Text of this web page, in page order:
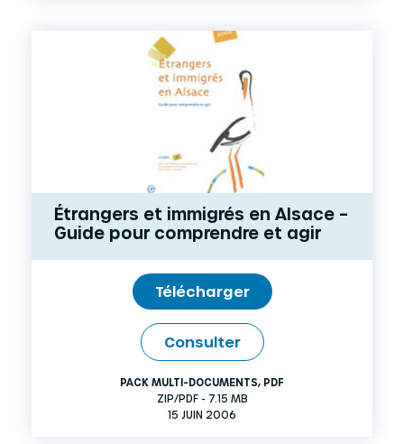
Étrangers et immigrés en Alsace –
Guide pour comprendre et agir
Télécharger
Consulter
PACK MULTI-DOCUMENTS, PDF
ZIP/PDF - 7.15 MB
15 JUIN 2006